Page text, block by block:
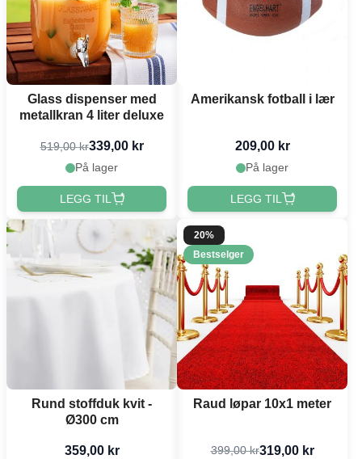
Glass dispenser med
metallkran 4 liter deluxe
519,00 kr339,00 kr
På lager
LEGG TIL
Amerikansk fotball i lær
209,00 kr
På lager
LEGG TIL
Rund stoffduk kvit -
Ø300 cm
359,00 kr
20%
Bestselger
Raud løpar 10x1 meter
399,00 kr319,00 kr